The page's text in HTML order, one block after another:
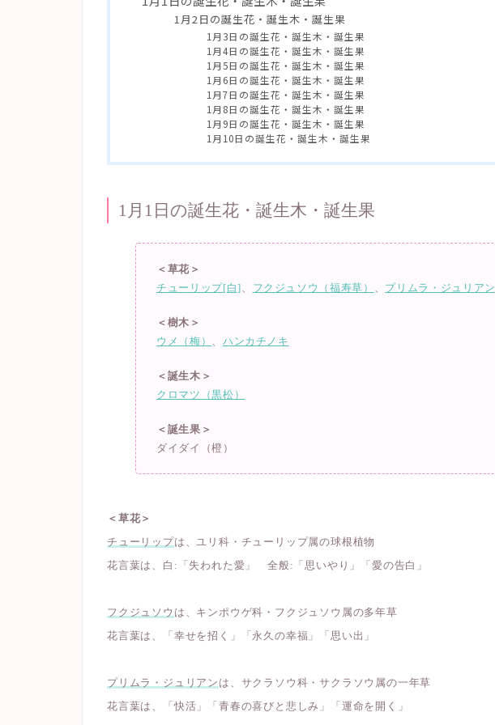
1月2日の誕生花・誕生木・誕生果
1月3日の誕生花・誕生木・誕生果
1月4日の誕生花・誕生木・誕生果
1月5日の誕生花・誕生木・誕生果
1月6日の誕生花・誕生木・誕生果
1月7日の誕生花・誕生木・誕生果
1月8日の誕生花・誕生木・誕生果
1月9日の誕生花・誕生木・誕生果
1月10日の誕生花・誕生木・誕生果
1月1日の誕生花・誕生木・誕生果
＜草花＞
チューリップ[白]、 フクジュソウ（福寿草） 、 プリムラ・ジュリアン
＜樹木＞
ウメ（梅） 、 ハンカチノキ
＜誕生木＞
クロマツ（黒松）
＜誕生果＞
ダイダイ（橙）
＜草花＞
チューリップは、ユリ科・チューリップ属の球根植物
花言葉は、白:「失われた愛」 全般:「思いやり」「愛の告白」
フクジュソウ は、キンポウゲ科・フクジュソウ属の多年草
花言葉は、「幸せを招く」「永久の幸福」「思い出」
プリムラ・ジュリアン は、サクラソウ科・サクラソウ属の一年草
花言葉は、「快活」「青春の喜びと悲しみ」「運命を開く」